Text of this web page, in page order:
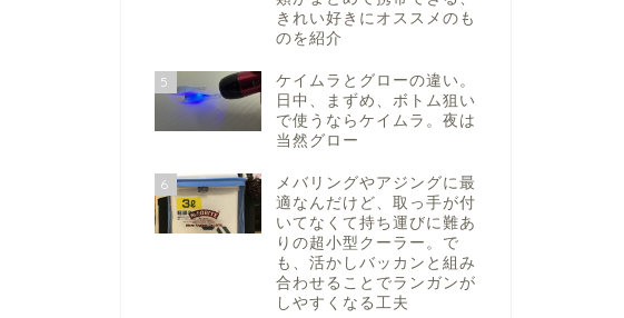
きれい好きにオススメのも
のを紹介
5
ケイムラとグローの違い。
日中、まずめ、ボトム狙い
で使うならケイムラ。夜は
当然グロー
6
メバリングやアジングに最
適なんだけど、取っ手が付
いてなくて持ち運びに難あ
りの超小型クーラー。で
も、活かしバッカンと組み
合わせることでランガンが
しやすくなる工夫